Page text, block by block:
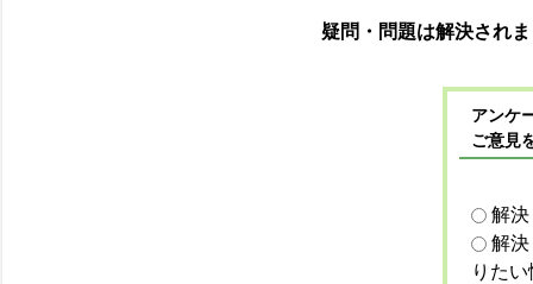
疑問・問題は解決され
アンケ
ご意見
解
解
りた